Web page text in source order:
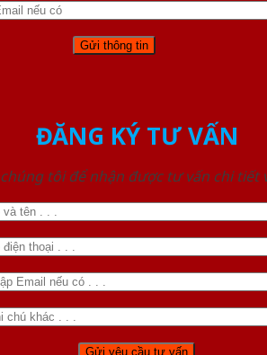
ĐĂNG KÝ TƯ VẤN
tôi để nhận được tư vấn chi tiết